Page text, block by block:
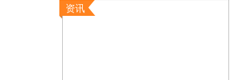
资讯